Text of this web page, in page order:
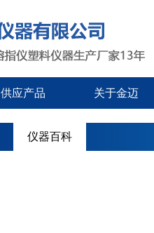
供应产品 关于金迈
仪器百科